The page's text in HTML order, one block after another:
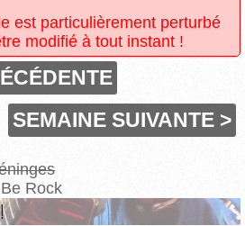
est particulièrement perturbé
modifié à tout instant !
SEMAINE SUIVANTE >
Rock